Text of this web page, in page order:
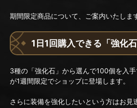
期間限定商品について、ご案内いたしま
1日1回購入できる「強化
3種の「強化石」から選んで100個を入手
が1週間限定でショップに登場します。
さらに装備を強化したいという方はお見